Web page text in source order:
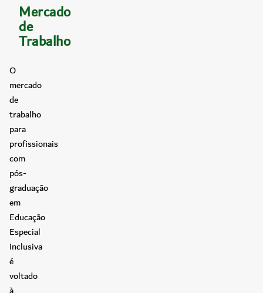
Mercado
de
Trabalho
O
mercado
de
trabalho
para
profissionais
com
pós-
graduação
em
Educação
Especial
Inclusiva
é
voltado